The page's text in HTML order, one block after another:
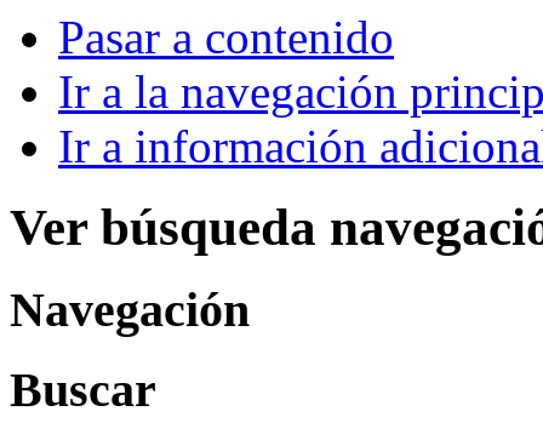
Pasar a contenido
Ir a la navegación
Ir a información
Ver búsqueda
Navegación
Buscar